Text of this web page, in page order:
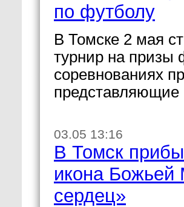
по футболу
В Томске 2 мая
турнир на призы
соревнованиях
представляющие
03.05 13:16
В Томск
икона Божьей
сердец»